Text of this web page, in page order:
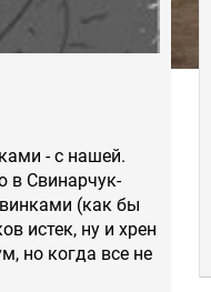
- с нашей.
в Свинарчук-
(как бы
истек, ну и хрен
но когда все не